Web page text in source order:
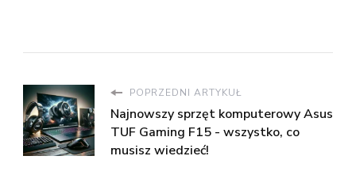
POPRZEDNI ARTYKUŁ
Najnowszy sprzęt komputerowy Asus
TUF Gaming F15 - wszystko, co
musisz wiedzieć!